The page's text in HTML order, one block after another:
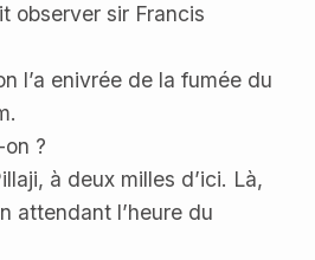
observer sir Francis
l’a enivrée de la fumée du
?
à deux milles d’ici. Là,
attendant l’heure du